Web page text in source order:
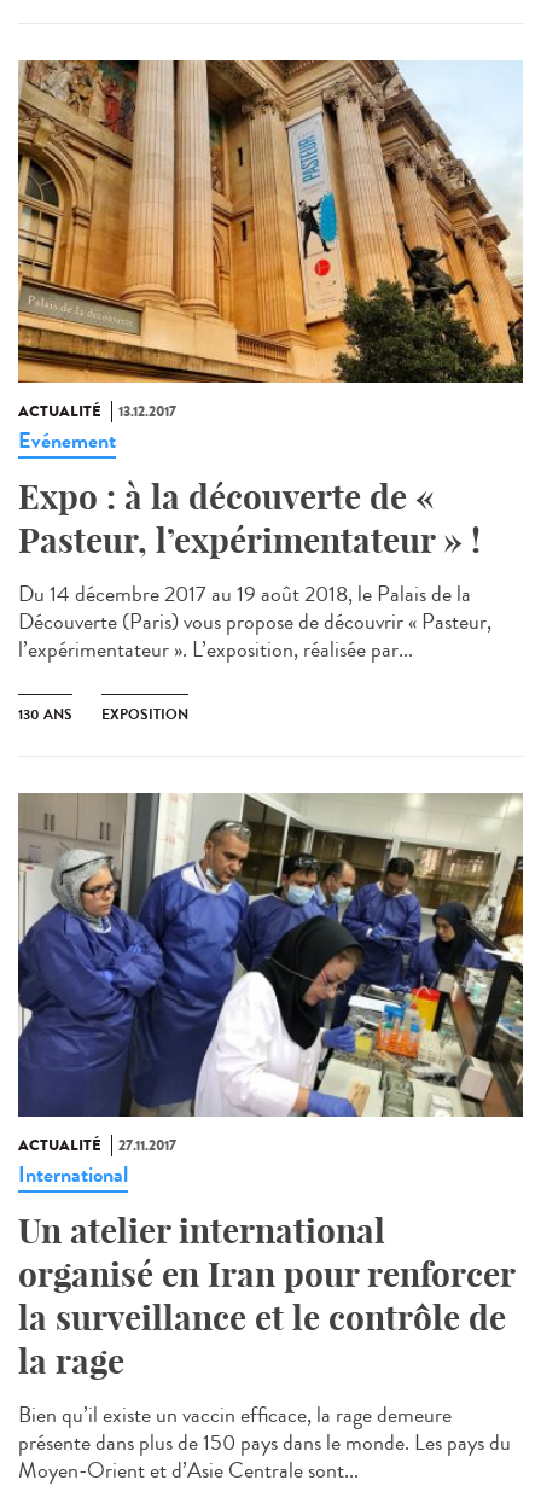
ACTUALITÉ 13.12.2017
Evénement
Expo : à la découverte de «
Pasteur, l’expérimentateur » !
Du 14 décembre 2017 au 19 août 2018, le Palais de la
Découverte (Paris) vous propose de découvrir « Pasteur,
l’expérimentateur ». L’exposition, réalisée par...
130 ANS EXPOSITION
ACTUALITÉ 27.11.2017
International
Un atelier international
organisé en Iran pour renforcer
la surveillance et le contrôle de
la rage
Bien qu’il existe un vaccin efficace, la rage demeure
présente dans plus de 150 pays dans le monde. Les pays du
Moyen-Orient et d’Asie Centrale sont...